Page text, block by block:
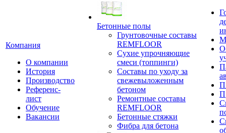
Компания
О компании
История
Производство
Референс-
лист
Обучение
Вакансии
Бетонные полы
Грунтовочные составы
REMFLOOR
Сухие упрочняющие
смеси (топпинги)
Составы по уходу за
свежевыложенным
бетоном
Ремонтные составы
REMFLOOR
Бетонные стяжки
Фибра для бетона